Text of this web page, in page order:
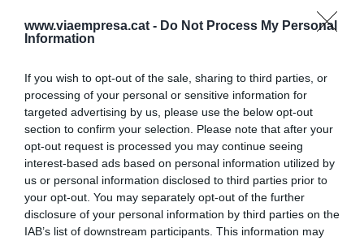
www.viaempresa.cat - Do Not Process My Personal
Information
If you wish to opt-out of the sale, sharing to third parties, or
processing of your personal or sensitive information for
targeted advertising by us, please use the below opt-out
section to confirm your selection. Please note that after your
opt-out request is processed you may continue seeing
interest-based ads based on personal information utilized by
us or personal information disclosed to third parties prior to
your opt-out. You may separately opt-out of the further
disclosure of your personal information by third parties on the
IAB’s list of downstream participants. This information may
vol dir incloure les coses
positives com les
millorables"
Proposo l'exercici del dia de la valorització. On
passin per la nostra ment (i el cor) les sensacions
bones i dolentes de les coses que veiem, i que
comuniquem al nostre interlocutor allò que és bo
del que ens proposen i, només després, allò que
poden millorar. I que el balanç del dia el fem amb